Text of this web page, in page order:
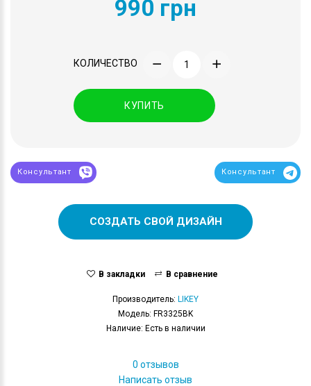
990 грн
КОЛИЧЕСТВО
КУПИТЬ
Консультант Консультант
СОЗДАТЬ СВОЙ ДИЗАЙН
В закладки В сравнение
Производитель: LIKEY
Модель: FR3325BK
Наличие: Есть в наличии
0 отзывов
Написать отзыв